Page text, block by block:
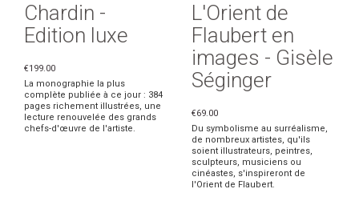
Chardin -
Edition luxe
€199.00
La monographie la plus
complète publiée à ce jour : 384
pages richement illustrées, une
lecture renouvelée des grands
chefs-d'œuvre de l'artiste.
L'Orient de
Flaubert en
images - Gisèle
Séginger
€69.00
Du symbolisme au surréalisme,
de nombreux artistes, qu'ils
soient illustrateurs, peintres,
sculpteurs, musiciens ou
cinéastes, s'inspireront de
l'Orient de Flaubert.